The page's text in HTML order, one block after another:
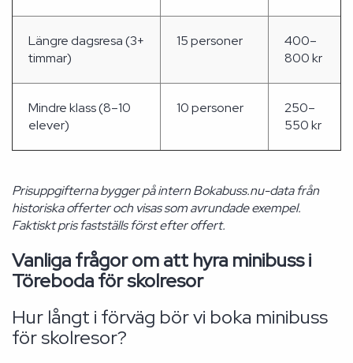
Längre dagsresa (3+
timmar)
15 personer
400–
800 kr
Mindre klass (8–10
elever)
10 personer
250–
550 kr
Prisuppgifterna bygger på intern Bokabuss.nu-data från
historiska offerter och visas som avrundade exempel.
Faktiskt pris fastställs först efter offert.
Vanliga frågor om att hyra minibuss i
Töreboda för skolresor
Hur långt i förväg bör vi boka minibuss
för skolresor?